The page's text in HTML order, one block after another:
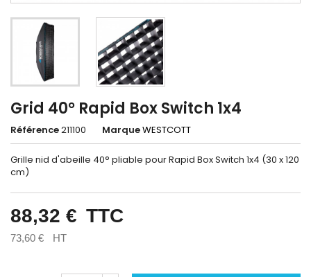
Grid 40° Rapid Box Switch 1x4
Référence211100 MarqueWESTCOTT
Grille nid d'abeille 40° pliable pour Rapid Box Switch 1x4 (30 x 120
cm)
88,32 € TTC
73,60 € HT